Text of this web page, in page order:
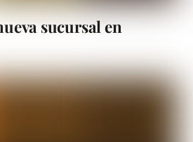
sucursal en